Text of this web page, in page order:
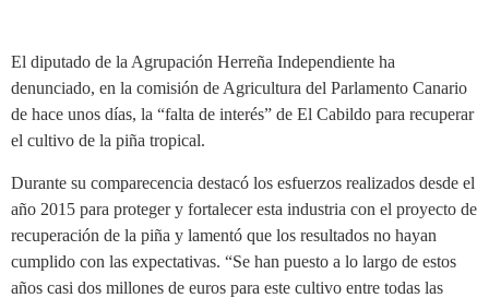
El diputado de la Agrupación Herreña Independiente ha
denunciado, en la comisión de Agricultura del Parlamento Canario
de hace unos días, la “falta de interés” de El Cabildo para recuperar
el cultivo de la piña tropical.
Durante su comparecencia destacó los esfuerzos realizados desde el
año 2015 para proteger y fortalecer esta industria con el proyecto de
recuperación de la piña y lamentó que los resultados no hayan
cumplido con las expectativas. “Se han puesto a lo largo de estos
años casi dos millones de euros para este cultivo entre todas las